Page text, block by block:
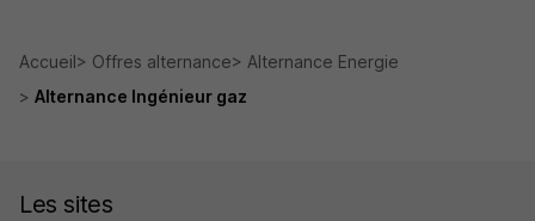
Accueil Offres alternance
Alternance Energie
Alternance Ingénieur gaz
Les sites